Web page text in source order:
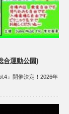
合運動公園)
』開催決定！2026年